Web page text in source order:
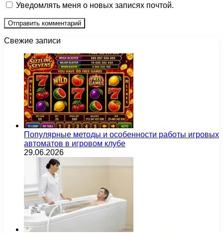
Уведомлять меня о новых записях почтой.
Свежие записи
Популярные методы и особенности работы игровых
автоматов в игровом клубе
29.06.2026